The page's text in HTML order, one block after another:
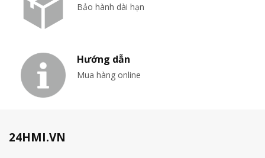
Bảo hành dài hạn
Hướng dẫn
Mua hàng online
24HMI.VN